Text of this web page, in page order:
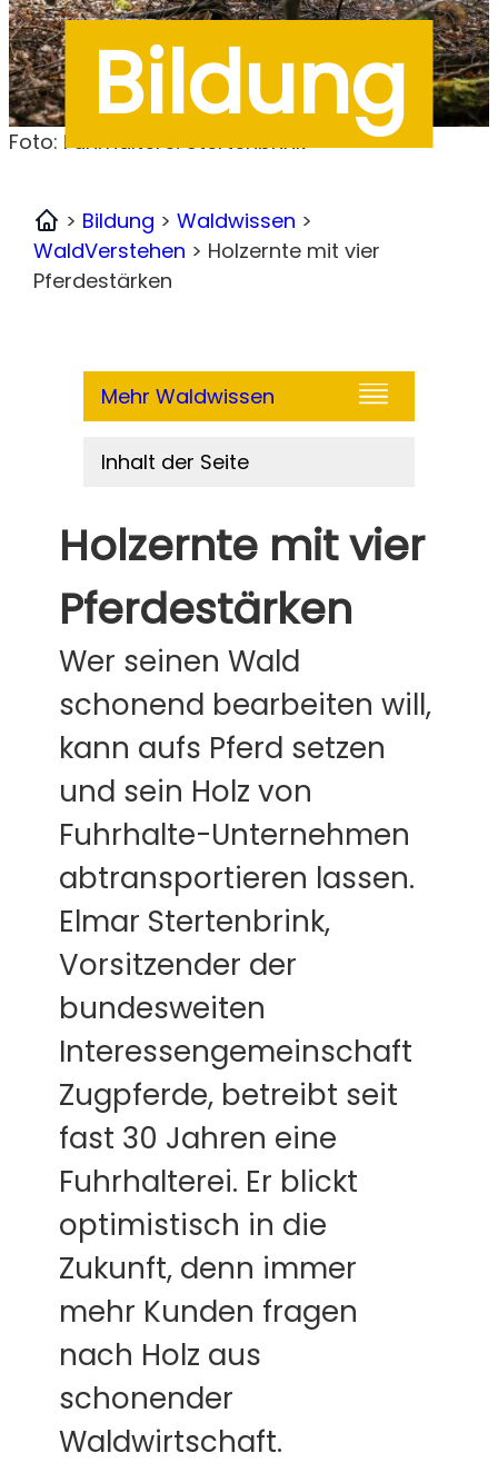
Bildung
Foto: Fuhrhalterei Stertenbrink
Home
> Bildung >Waldwissen >
WaldVerstehen > Holzernte mit vier
Pferdestärken
Mehr Waldwissen
Inhalt der Seite
Holzernte mit vier
Pferdestärken
Wer seinen Wald
schonend bearbeiten will,
kann aufs Pferd setzen
und sein Holz von
Fuhrhalte-Unternehmen
abtransportieren lassen.
Elmar Stertenbrink,
Vorsitzender der
bundesweiten
Interessengemeinschaft
Zugpferde, betreibt seit
fast 30 Jahren eine
Fuhrhalterei. Er blickt
optimistisch in die
Zukunft, denn immer
mehr Kunden fragen
nach Holz aus
schonender
Waldwirtschaft.